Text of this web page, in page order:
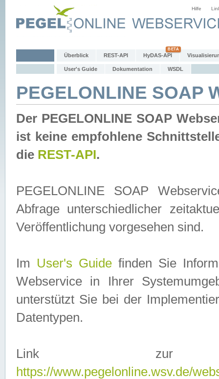
Hilfe
Überblick REST-API HyDAS-API
User's Guide Dokumentation WSDL
PEGELONLINE SOAP
Der PEGELONLINE SOAP
ist keine empfohlene
die REST-API.
PEGELONLINE SOAP
Abfrage unterschiedlicher
Veröffentlichung vorgesehen sind.
Im User's Guidefinden Sie
Webservice in Ihrer
unterstützt Sie bei der
Datentypen.
Link zur
https://www.pegelonline.wsv.de/